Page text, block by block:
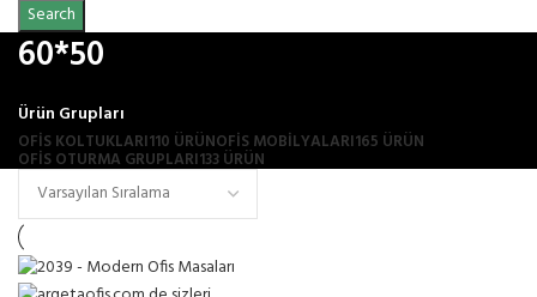
Search
60*50
Ürün Grupları
OFIS KOLTUKLARI110 ÜRÜNOFİS MOBİLYALARI165 ÜRÜN
OFIS OTURMA GRUPLARI133 ÜRÜN